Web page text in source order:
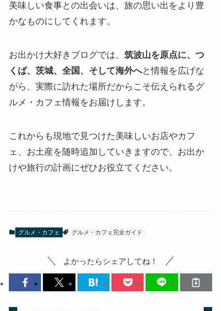
美味しい食事との出会いは、旅の思い出をより豊
かなものにしてくれます。
お出かけ大好きブログでは、 筑波山を原点に、つ
くば、茨城、全国、そして海外へと情報を広げな
がら、実際に訪れた場所だからこそ伝えられるグ
ルメ・カフェ情報をお届けします。
これからも現地で見つけた美味しいお店やカフ
ェ、お土産を随時追加していきますので、お出か
けや旅行の計画にぜひお役立てください。
グルメ・カフェ グルメ・カフェ完全ガイド
よかったらシェアしてね！